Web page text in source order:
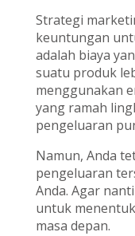
Strategi
keuntungan
adalah biaya
suatu produk
menggunakan
yang ramah
pengeluaran
Namun, Anda
pengeluaran
Anda. Agar
untuk
masa depan.